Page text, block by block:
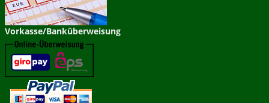
Vorkasse/Banküberweisung